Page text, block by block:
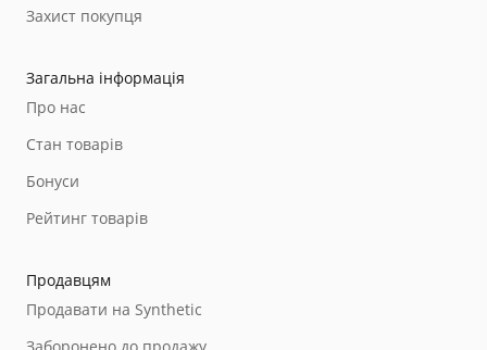
Захист покупця
Загальна інформація
Про нас
Стан товарів
Бонуси
Рейтинг товарів
Продавцям
Продавати на Synthetic